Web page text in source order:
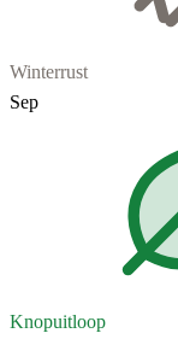
Winterrust
Sep
Knopuitloop